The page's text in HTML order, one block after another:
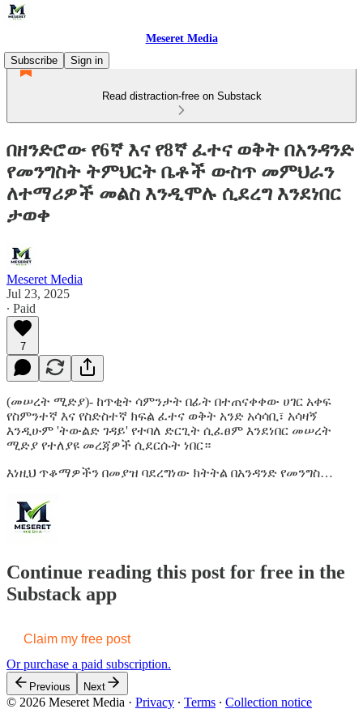
Meseret Media
Subscribe
Sign in
Read distraction-free on Substack
በዘንድሮው የ6ኛ እና የ8ኛ ፈተና ወቅት በአንዳንድ
የመንግስት ትምህርት ቤቶች ውስጥ መምህራን
ለተማሪዎች መልስ እንዲሞሉ ሲደረግ እንደነበር
ታወቀ
Meseret Media
Jul 23, 2025
∙ Paid
7
(መሠረት ሚድያ)- ከጥቂት ሳምንታት በፊት በተጠናቀቀው ሀገር አቀፍ
የስምንተኛ እና የስድስተኛ ክፍል ፈተና ወቅት አንድ አሳሳቢ፣ አሳዛኝ
እንዲሁም 'ትውልድ ገዳይ' የተባለ ድርጊት ሲፈፀም እንደነበር መሠረት
ሚድያ የተለያዩ መረጃዎች ሲደርሱት ነበር።
እነዚህ ጥቆማዎችን በመያዝ ባደረግነው ክትትል በአንዳንድ የመንግስ…
Continue reading this post for free in the
Substack app
Claim my free post
Or purchase a paid subscription.
Previous Next
© 2026 Meseret Media · Privacy ∙ Terms ∙ Collection notice